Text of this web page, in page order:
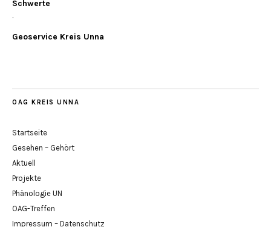
Schwerte
.
Geoservice Kreis Unna
OAG KREIS UNNA
Startseite
Gesehen – Gehört
Aktuell
Projekte
Phänologie UN
OAG-Treffen
Impressum – Datenschutz